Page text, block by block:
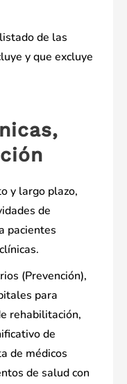
de las
y que excluye
y largo plazo,
de
pacientes
(Prevención),
para
rehabilitación,
de
de médicos
de salud con